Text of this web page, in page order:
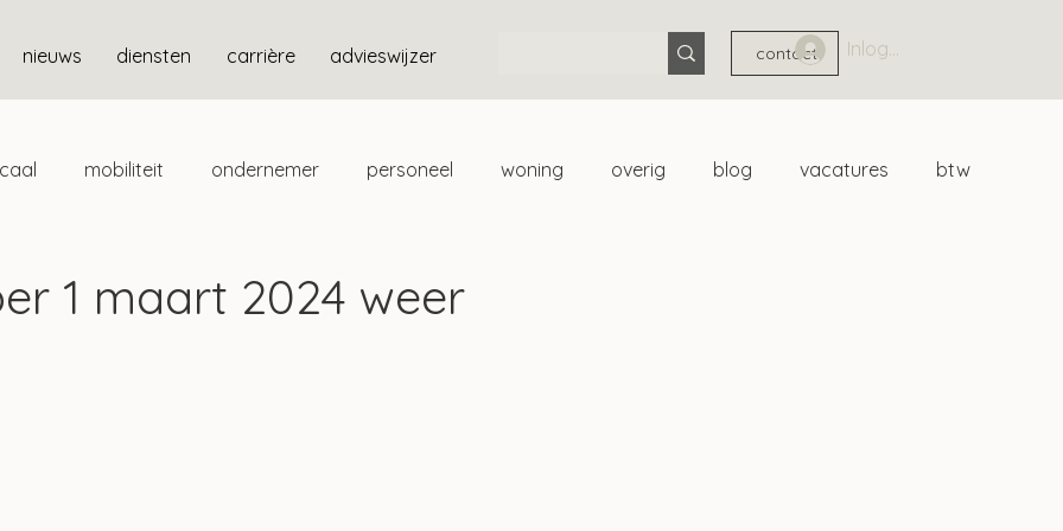
contact
nieuws diensten carrière advieswijzer Inloggen
mobiliteit ondernemer personeel woning overig blog vacatures btw
1 maart 2024 weer